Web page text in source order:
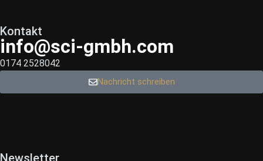
Kontakt
info@sci-gmbh.com
0174 2528042
Nachricht schreiben
Newsletter